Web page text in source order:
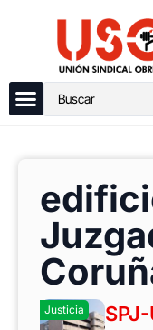
Justicia